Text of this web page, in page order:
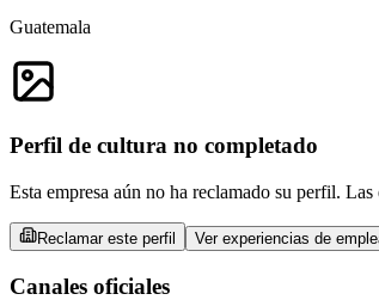
Guatemala
Perfil de cultura no completado
Esta empresa aún no ha reclamado su perfil.
Reclamar este perfil Ver experiencias de
Canales oficiales